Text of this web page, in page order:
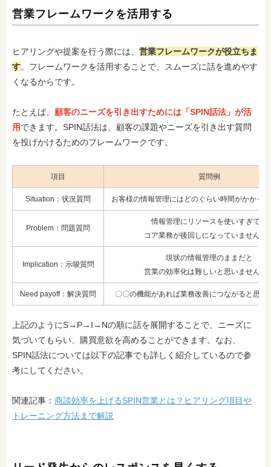
営業フレームワークを活用する
ヒアリングや提案を行う際には、 営業フレームワークが役立ちま
す。フレームワークを活用することで、スムーズに話を進めやす
くなるからです。
たとえば、 顧客のニーズを引き出すためには「SPIN話法」が活
用できます。SPIN話法は、顧客の課題やニーズを引き出す質問
を投げかけるためのフレームワークです。
項目 質問例
Situation：状況質問 お客様の情報管理にはどのぐらい時間がかかっ
Problem：問題質問
情報管理にリソースを使いすぎて、
コア業務が後回しになっていませんか
Implication：示唆質問
現状の情報管理のままだと
営業の効率化は難しいと思いませんか
Need payoff：解決質問 〇〇の機能があれば業務改善につながると思い
上記のようにS→P→I→Nの順に話を展開することで、ニーズに
気づいてもらい、購買意欲を高めることができます。なお、
SPIN話法については以下の記事でも詳しく紹介しているので参
考にしてください。
関連記事： 商談効率を上げるSPIN営業とは？ヒアリング項目や
トレーニング方法まで解説